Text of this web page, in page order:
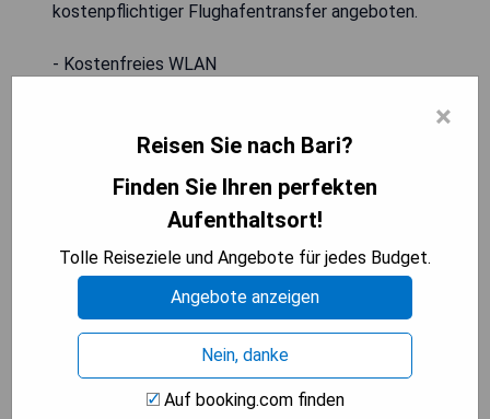
kostenpflichtiger Flughafentransfer angeboten.
- Kostenfreies WLAN
- Italienisches Frühstück inklusive
PREISE ANZEIGEN
Dilman Luxury Stay: King Room
with Spa Bath
×
Reisen Sie nach Bari?
Finden Sie Ihren perfekten
Aufenthaltsort!
Tolle Reiseziele und Angebote für jedes Budget.
Angebote anzeigen
Nein, danke
Auf booking.com finden